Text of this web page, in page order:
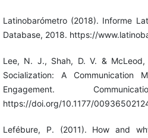
Latinobarómetro (2018). Informe
Database, 2018. https://
Lee, N. J., Shah, D. V. &
Socialization: A Communication
Engagement.
https://doi.org/10.1177/
Lefébure, P. (2011). How and